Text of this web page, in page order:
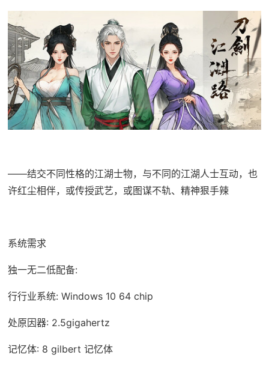
——结交不同性格的江湖士物，与不同的江湖人士互动，也
许红尘相伴，或传授武艺，或图谋不轨、精神狠手辣
系统需求
独一无二低配备:
行行业系统: Windows 10 64 chip
处原因器: 2.5gigahertz
记忆体: 8 gilbert 记忆体